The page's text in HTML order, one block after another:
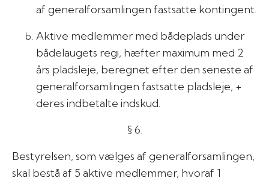
af generalforsamlingen fastsatte kontingent.
Aktive medlemmer med bådeplads under
bådelaugets regi, hæfter maximum med 2
års pladsleje, beregnet efter den seneste af
generalforsamlingen fastsatte pladsleje, +
deres indbetalte indskud.
§ 6.
Bestyrelsen, som vælges af generalforsamlingen,
skal bestå af 5 aktive medlemmer, hvoraf 1